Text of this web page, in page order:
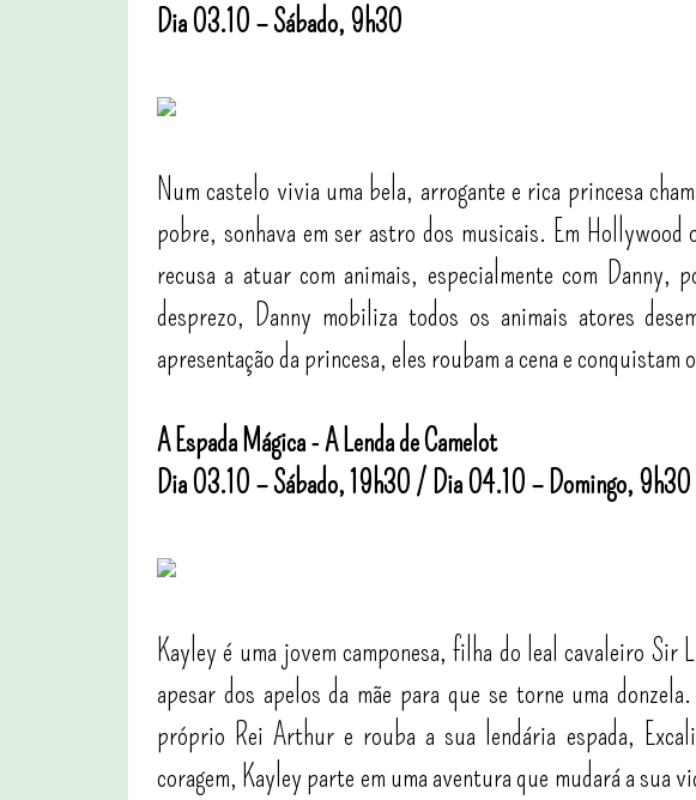
Dia 03.10 – Sábado, 9h30
Num castelo vivia uma bela, arrogante e rica princesa
pobre, sonhava em ser astro dos musicais. Em Hollywood
recusa a atuar com animais, especialmente com Danny,
desprezo, Danny mobiliza todos os animais atores
apresentação da princesa, eles roubam a cena e
A Espada Mágica - A Lenda de Camelot
Dia 03.10 – Sábado, 19h30 / Dia 04.10 – Domingo, 9h30
Kayley é uma jovem camponesa, filha do leal cavaleiro Sir
apesar dos apelos da mãe para que se torne uma
próprio Rei Arthur e rouba a sua lendária espada,
coragem, Kayley parte em uma aventura que mudará a sua